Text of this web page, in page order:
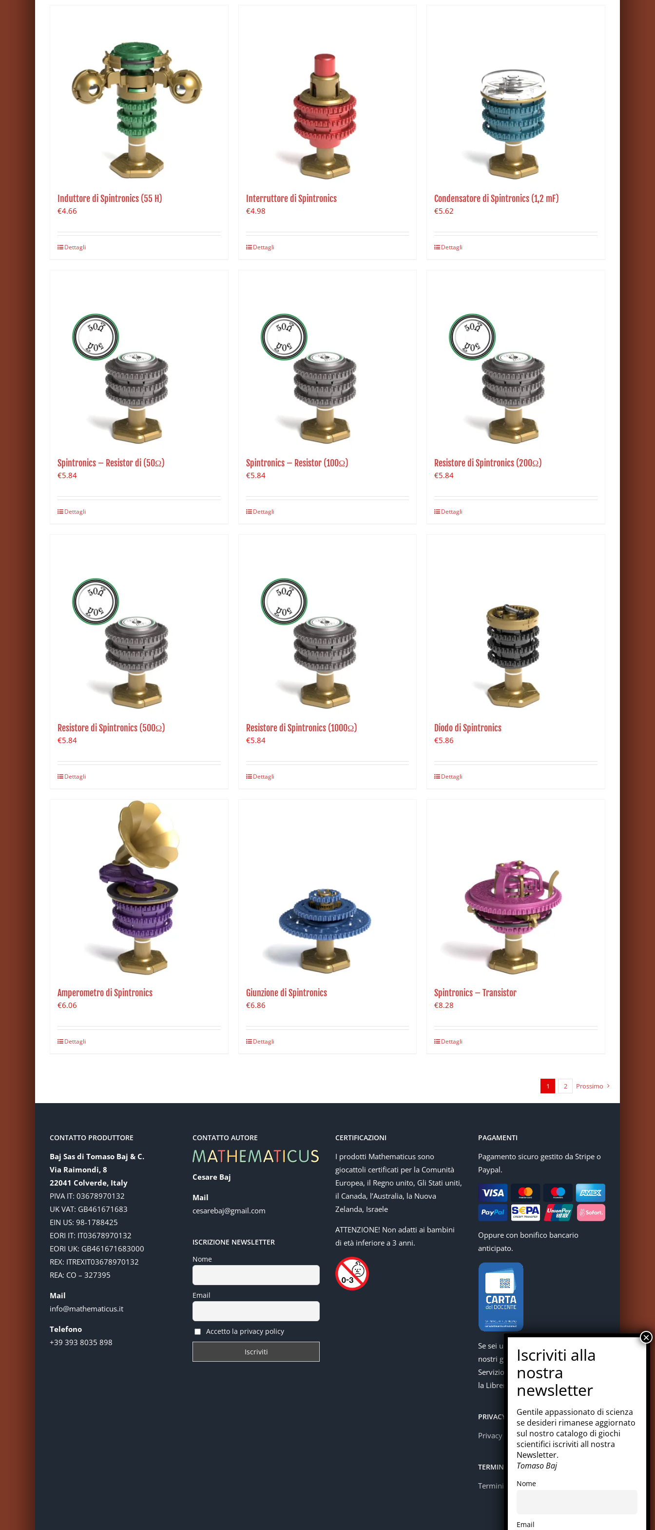
Induttore di Spintronics (55 H)
€4.66
Dettagli
Interruttore di Spintronics
€4.98
Dettagli
Condensatore di Spintronics (1,2 mF)
€5.62
Dettagli
Spintronics – Resistor di (50Ω)
€5.84
Dettagli
Spintronics – Resistor (100Ω)
€5.84
Dettagli
Resistore di Spintronics (200Ω)
€5.84
Dettagli
Resistore di Spintronics (500Ω)
€5.84
Dettagli
Resistore di Spintronics (1000Ω)
€5.84
Dettagli
Diodo di Spintronics
€5.86
Dettagli
Amperometro di Spintronics
€6.06
Dettagli
Giunzione di Spintronics
€6.86
Dettagli
Spintronics – Transistor
€8.28
Dettagli
1 2 Prossimo
CONTATTO PRODUTTORE
Baj Sas di Tomaso Baj & C.
Via Raimondi, 8
22041 Colverde, Italy
PIVA IT: 03678970132
UK VAT: GB461671683
EIN US: 98-1788425
EORI IT: IT03678970132
EORI UK: GB461671683000
REX: ITREXIT03678970132
REA: CO – 327395
Mail
info@mathematicus.it
Telefono
+39 393 8035 898
CONTATTO AUTORE
Cesare Baj
Mail
cesarebaj@gmail.com
ISCRIZIONE NEWSLETTER
Nome
Email
Accetto la privacy policy
CERTIFICAZIONI
I prodotti Mathematicus sono
giocattoli certificati per la Comunità
Europea, il Regno unito, Gli Stati uniti,
il Canada, l’Australia, la Nuova
Zelanda, Israele
ATTENZIONE! Non adatti ai bambini
di età inferiore a 3 anni.
PAGAMENTI
Pagamento sicuro gestito da Stripe o
Paypal.
Oppure con bonifico bancario
anticipato.
Se sei un docente puoi acquistare i
nostri giochi con la carta del docente.
Servizio offerto in collaborazione con
la Libreria Colosi di Messina.
PRIVACY
Privacy policy
TERMINI E CONDIZIONI
Termini e condizioni
Gentile appassionato di scienza
se desideri rimanese aggiornato
sul nostro catalogo di giochi
scientifici iscriviti all nostra
Newsletter.
Tomaso Baj
Nome
Email